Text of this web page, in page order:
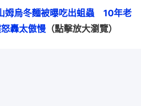
姆烏冬麵被曝吃出蛆蟲　10年老
轟太傲慢 （點擊放大瀏覽）